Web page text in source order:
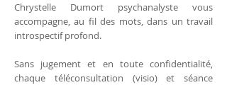
Chrystelle Dumort psychanalyste vous
accompagne, au fil des mots, dans un travail
introspectif profond.
Sans jugement et en toute confidentialité,
chaque téléconsultation (visio) et séance